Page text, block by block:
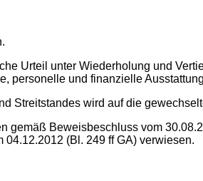
Urteil unter Wiederholung und
personelle und finanzielle
Streitstandes wird auf die
gemäß Beweisbeschluss vom
04.12.2012 (Bl. 249 ff GA) verwiesen.